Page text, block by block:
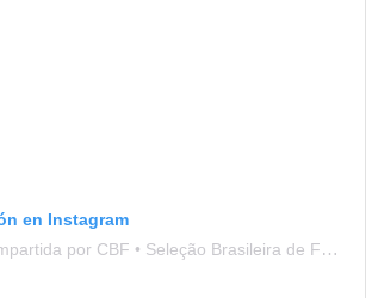
en Instagram
Una publicación compartida por CBF • Seleção Brasileira de Futebol (@brasil)